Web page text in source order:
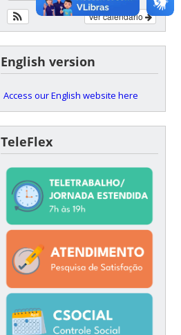
Ver calendário
English version
Access our English website here
TeleFlex